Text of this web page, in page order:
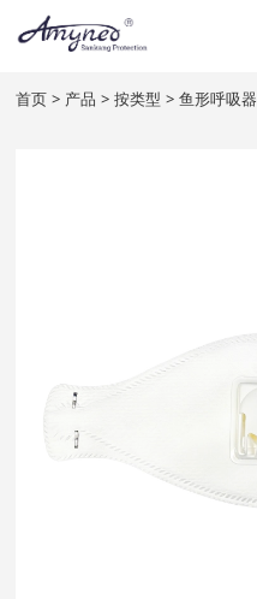
首页 产品 按类型 鱼形呼吸器